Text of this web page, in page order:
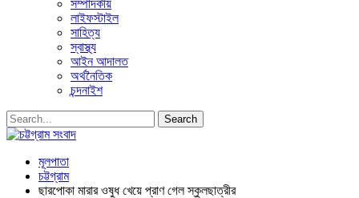
সম্পাদকীয়
লাইফস্টাইল
সাহিত্য
স্বাস্থ্য
আইন আদালত
অর্থনৈতিক
চন্দনাইশ
মূলপাতা
চট্টগ্রাম
ছারপোকা মারার ওষুধ খেয়ে প্রাণ গেল স্কুলছাত্রীর